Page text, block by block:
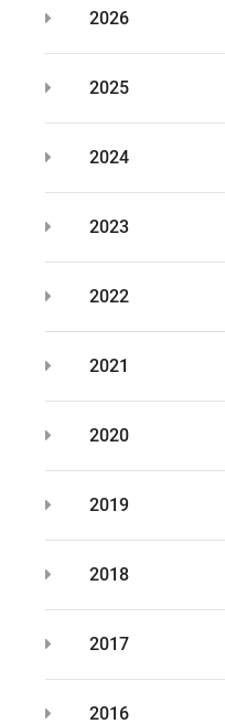
2026
2025
2024
2023
2022
2021
2020
2019
2018
2017
2016